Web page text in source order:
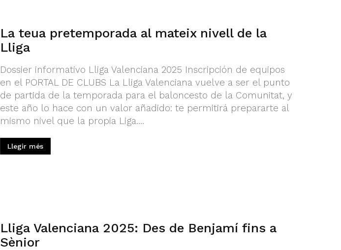
La teua pretemporada al mateix nivell de la
Lliga
Dossier informativo Lliga Valenciana 2025 Inscripción de equipos
en el PORTAL DE CLUBS La Lliga Valenciana vuelve a ser el punto
de partida de la temporada para el baloncesto de la Comunitat, y
este año lo hace con un valor añadido: te permitirá prepararte al
mismo nivel que la propia Liga....
Llegir més
Lliga Valenciana 2025: Des de Benjamí fins a
Sènior